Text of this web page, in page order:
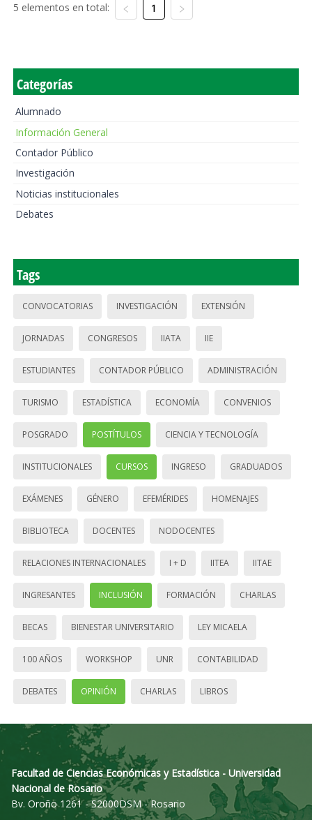
5 elementos en total: 1
Categorías
Alumnado
Información General
Contador Público
Investigación
Noticias institucionales
Debates
Tags
CONVOCATORIAS INVESTIGACIÓN EXTENSIÓN
JORNADAS CONGRESOS IIATA IIE
ESTUDIANTES CONTADOR PÚBLICO ADMINISTRACIÓN
TURISMO ESTADÍSTICA ECONOMÍA CONVENIOS
POSGRADO POSTÍTULOS CIENCIA Y TECNOLOGÍA
INSTITUCIONALES CURSOS INGRESO GRADUADOS
EXÁMENES GÉNERO EFEMÉRIDES HOMENAJES
BIBLIOTECA DOCENTES NODOCENTES
RELACIONES INTERNACIONALES I + D IITEA IITAE
INGRESANTES INCLUSIÓN FORMACIÓN CHARLAS
BECAS BIENESTAR UNIVERSITARIO LEY MICAELA
100 AÑOS WORKSHOP UNR CONTABILIDAD
DEBATES OPINIÓN CHARLAS LIBROS
Facultad de Ciencias Económicas y Estadística - Universidad
Nacional de Rosario
Bv. Oroño 1261 - S2000DSM - Rosario